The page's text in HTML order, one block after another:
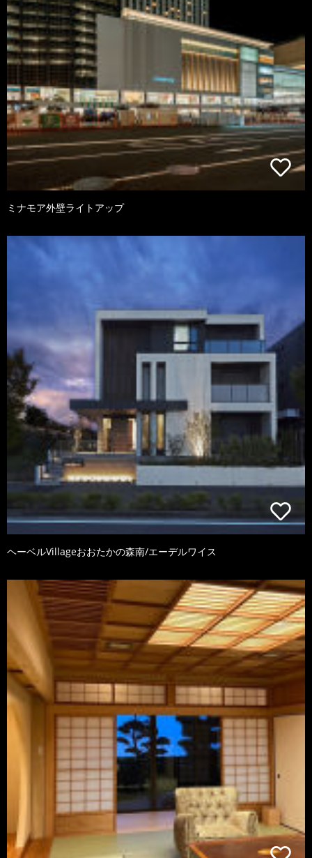
ミナモア外壁ライトアップ
ヘーベルVillageおおたかの森南/エーデルワイス